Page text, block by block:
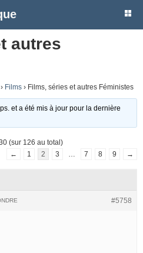
autres
› Films › Films, séries et autres Féministes
et a été mis à jour pour la dernière
(sur 126 au total)
←
1 2 3 7 8 9 →
#5758